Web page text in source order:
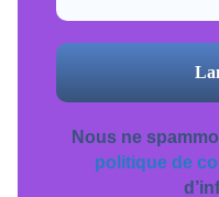
Nous ne
politique de